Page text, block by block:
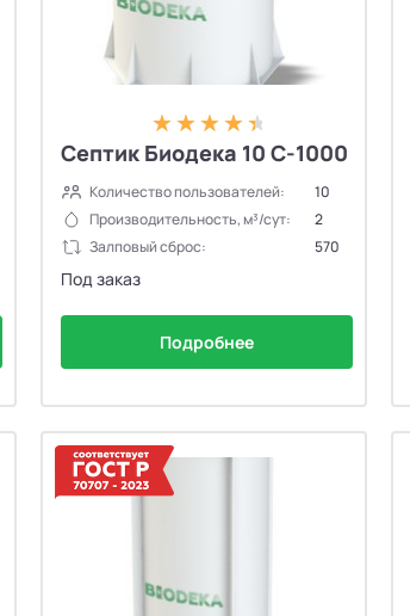
Септик Биодека 10 C-1000
Количество пользователей:
10
Производительность, м³/сут:
2
Залповый сброс:
570
Под заказ
Подробнее